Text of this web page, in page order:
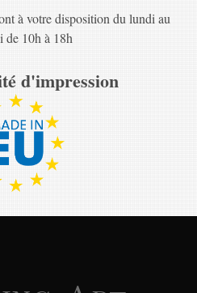
à votre disposition du lundi au
de 10h à 18h
d'impression